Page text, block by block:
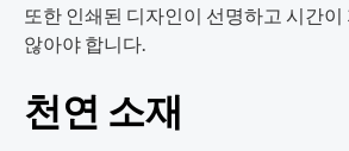
또한 인쇄된 디자인이 선명하고 시간이
않아야 합니다.
천연 소재